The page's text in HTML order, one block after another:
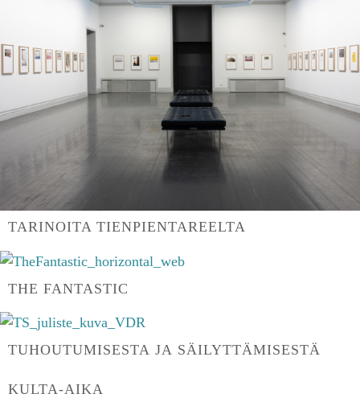
TARINOITA TIENPIENTAREELTA
THE FANTASTIC
TUHOUTUMISESTA JA SÄILYTTÄMISESTÄ
KULTA-AIKA